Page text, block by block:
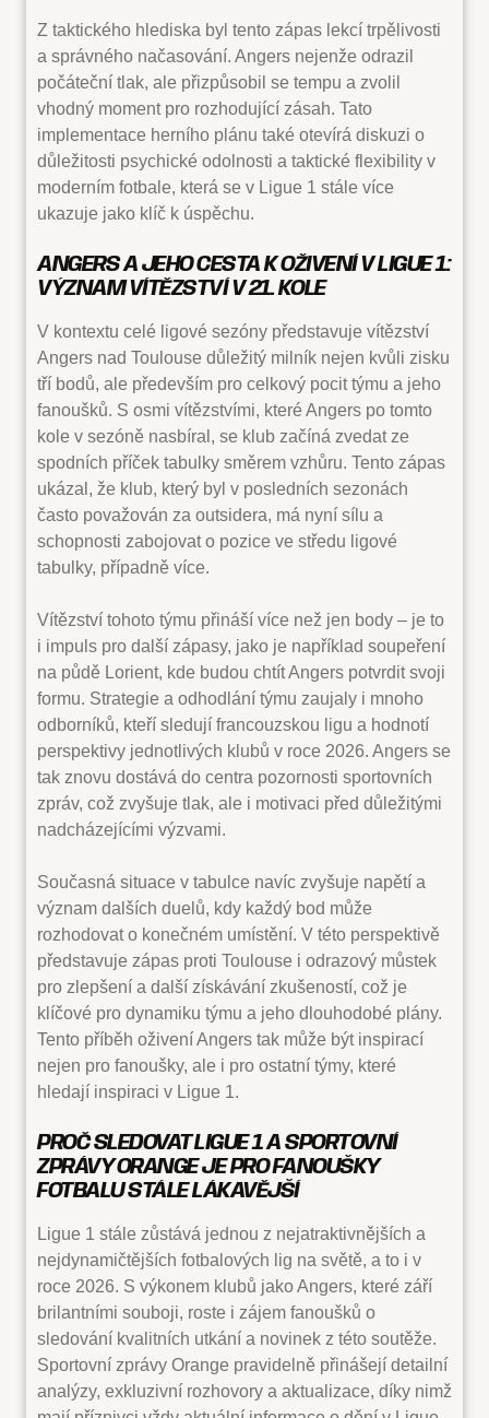
Z taktického hlediska byl tento zápas lekcí trpělivosti
a správného načasování. Angers nejenže odrazil
počáteční tlak, ale přizpůsobil se tempu a zvolil
vhodný moment pro rozhodující zásah. Tato
implementace herního plánu také otevírá diskuzi o
důležitosti psychické odolnosti a taktické flexibility v
moderním fotbale, která se v Ligue 1 stále více
ukazuje jako klíč k úspěchu.
ANGERS A JEHO CESTA K OŽIVENÍ V LIGUE 1:
VÝZNAM VÍTĚZSTVÍ V 21. KOLE
V kontextu celé ligové sezóny představuje vítězství
Angers nad Toulouse důležitý milník nejen kvůli zisku
tří bodů, ale především pro celkový pocit týmu a jeho
fanoušků. S osmi vítězstvími, které Angers po tomto
kole v sezóně nasbíral, se klub začíná zvedat ze
spodních příček tabulky směrem vzhůru. Tento zápas
ukázal, že klub, který byl v posledních sezonách
často považován za outsidera, má nyní sílu a
schopnosti zabojovat o pozice ve středu ligové
tabulky, případně více.
Vítězství tohoto týmu přináší více než jen body – je to
i impuls pro další zápasy, jako je například soupeření
na půdě Lorient, kde budou chtít Angers potvrdit svoji
formu. Strategie a odhodlání týmu zaujaly i mnoho
odborníků, kteří sledují francouzskou ligu a hodnotí
perspektivy jednotlivých klubů v roce 2026. Angers se
tak znovu dostává do centra pozornosti sportovních
zpráv, což zvyšuje tlak, ale i motivaci před důležitými
nadcházejícími výzvami.
Současná situace v tabulce navíc zvyšuje napětí a
význam dalších duelů, kdy každý bod může
rozhodovat o konečném umístění. V této perspektivě
představuje zápas proti Toulouse i odrazový můstek
pro zlepšení a další získávání zkušeností, což je
klíčové pro dynamiku týmu a jeho dlouhodobé plány.
Tento příběh oživení Angers tak může být inspirací
nejen pro fanoušky, ale i pro ostatní týmy, které
hledají inspiraci v Ligue 1.
PROČ SLEDOVAT LIGUE 1 A SPORTOVNÍ
ZPRÁVY ORANGE JE PRO FANOUŠKY
FOTBALU STÁLE LÁKAVĚJŠÍ
Ligue 1 stále zůstává jednou z nejatraktivnějších a
nejdynamičtějších fotbalových lig na světě, a to i v
roce 2026. S výkonem klubů jako Angers, které září
brilantními souboji, roste i zájem fanoušků o
sledování kvalitních utkání a novinek z této soutěže.
Sportovní zprávy Orange pravidelně přinášejí detailní
analýzy, exkluzivní rozhovory a aktualizace, díky nimž